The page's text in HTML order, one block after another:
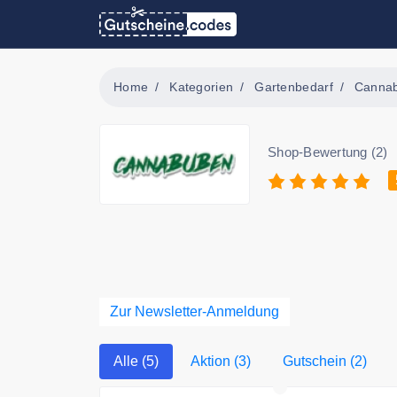
Home Kategorien Gartenbedarf
Shop-Bewertung (2)
Zur Newsletter-Anmeldung
Alle (5) Aktion (3) Gutschein (2)